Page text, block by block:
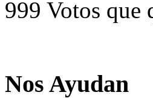
999 Votos que
Nos Ayudan